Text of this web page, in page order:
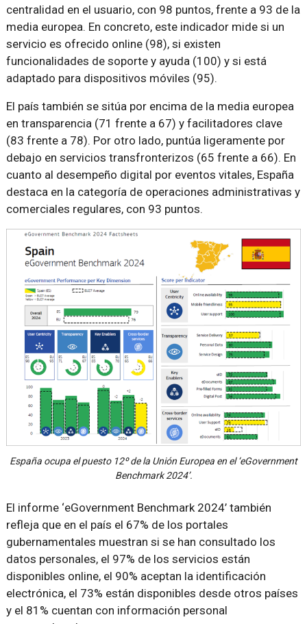
centralidad en el usuario, con 98 puntos, frente a 93 de la
media europea. En concreto, este indicador mide si un
servicio es ofrecido online (98), si existen
funcionalidades de soporte y ayuda (100) y si está
adaptado para dispositivos móviles (95).
El país también se sitúa por encima de la media europea
en transparencia (71 frente a 67) y facilitadores clave
(83 frente a 78). Por otro lado, puntúa ligeramente por
debajo en servicios transfronterizos (65 frente a 66). En
cuanto al desempeño digital por eventos vitales, España
destaca en la categoría de operaciones administrativas y
comerciales regulares, con 93 puntos.
España ocupa el puesto 12º de la Unión Europea en el ‘eGovernment
Benchmark 2024’.
El informe ‘eGovernment Benchmark 2024’ también
refleja que en el país el 67% de los portales
gubernamentales muestran si se han consultado los
datos personales, el 97% de los servicios están
disponibles online, el 90% aceptan la identificación
electrónica, el 73% están disponibles desde otros países
y el 81% cuentan con información personal